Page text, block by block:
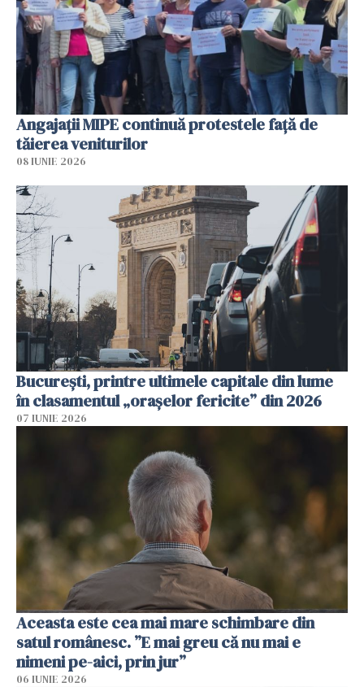
Angajaţii MIPE continuă protestele faţă de
tăierea veniturilor
08 IUNIE 2026
București, printre ultimele capitale din lume
în clasamentul „orașelor fericite” din 2026
07 IUNIE 2026
Aceasta este cea mai mare schimbare din
satul românesc. ”E mai greu că nu mai e
nimeni pe-aici, prin jur”
06 IUNIE 2026